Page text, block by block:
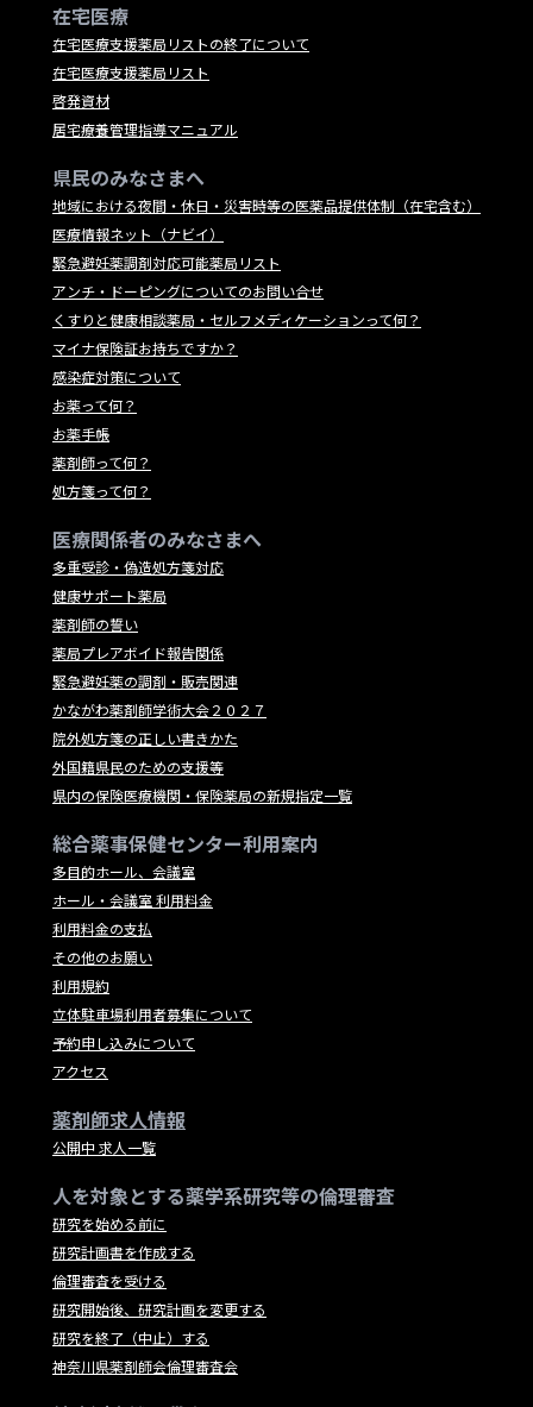
在宅医療
在宅医療支援薬局リストの終了について
在宅医療支援薬局リスト
啓発資材
居宅療養管理指導マニュアル
県民のみなさまへ
地域における夜間・休日・災害時等の医薬品提供体制（在宅含む）
医療情報ネット（ナビイ）
緊急避妊薬調剤対応可能薬局リスト
アンチ・ドーピングについてのお問い合せ
くすりと健康相談薬局・セルフメディケーションって何？
マイナ保険証お持ちですか？
感染症対策について
お薬って何？
お薬手帳
薬剤師って何？
処方箋って何？
医療関係者のみなさまへ
多重受診・偽造処方箋対応
健康サポート薬局
薬剤師の誓い
薬局プレアボイド報告関係
緊急避妊薬の調剤・販売関連
かながわ薬剤師学術大会２０２７
院外処方箋の正しい書きかた
外国籍県民のための支援等
県内の保険医療機関・保険薬局の新規指定一覧
総合薬事保健センター利用案内
多目的ホール、会議室
ホール・会議室 利用料金
利用料金の支払
その他のお願い
利用規約
立体駐車場利用者募集について
予約申し込みについて
アクセス
薬剤師求人情報
公開中 求人一覧
人を対象とする薬学系研究等の倫理審査
研究を始める前に
研究計画書を作成する
倫理審査を受ける
研究開始後、研究計画を変更する
研究を終了（中止）する
神奈川県薬剤師会倫理審査会